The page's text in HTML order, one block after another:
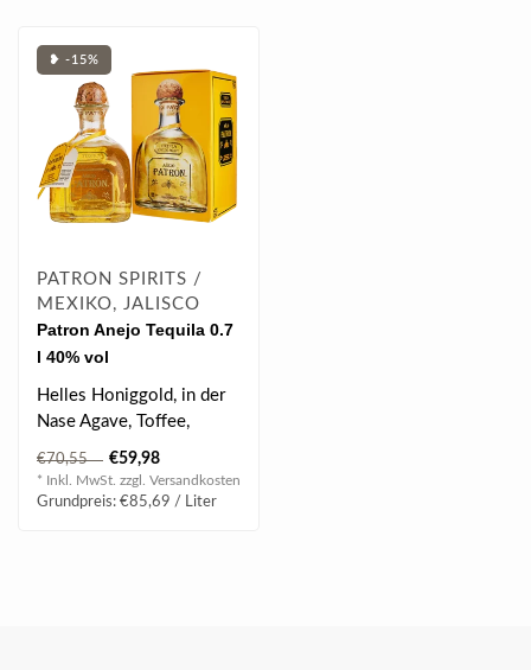
❥ -15%
PATRON SPIRITS /
MEXIKO, JALISCO
Patron Anejo Tequila 0.7
l 40% vol
Helles Honiggold, in der
Nase Agave, Toffee,
Vanille, Eichenholz und
Tropenfrüc..
€70,55 €59,98
* Inkl. MwSt. zzgl. Versandkosten
Grundpreis: €85,69 / Liter